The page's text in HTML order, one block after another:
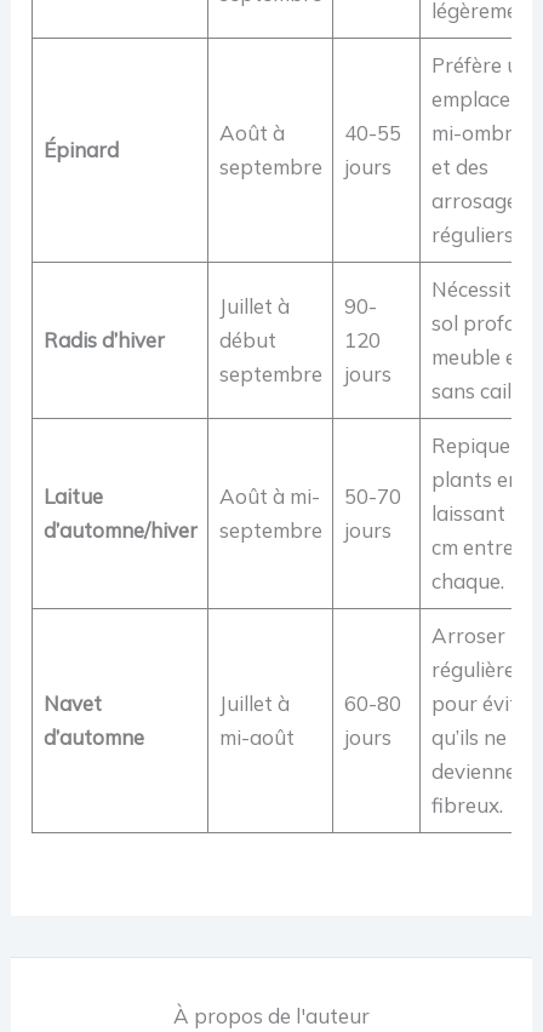
légèrement.
Épinard
Août à
septembre
40-55
jours
Préfère un
mi-
et des
arrosages
réguliers.
Radis d’hiver
Juillet à
début
septembre
90-
120
jours
Nécessite
sol profond,
meuble et
sans
Laitue
d’automne/hiver
Août à mi-
septembre
50-70
jours
Repiquer
plants en
laissant 30
cm entre
chaque.
Navet
d’automne
Juillet à
mi-août
60-80
jours
Arroser
pour éviter
qu’ils ne
deviennent
fibreux.
À propos de l'auteur